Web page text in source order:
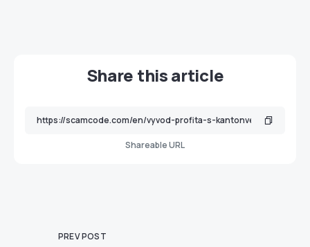
Share this article
Shareable URL
PREV POST